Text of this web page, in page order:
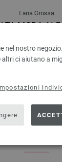
nel nostro
ci aiutano a
Lana Grossa
MODA
in metri: ca.
d’aghi:
di spedizione, Prezzo
prev next